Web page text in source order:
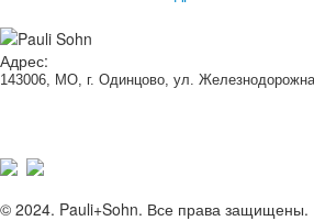
Адрес:
143006, МО, г. Одинцово, ул.
© 2024. Pauli+Sohn. Все права защищены.